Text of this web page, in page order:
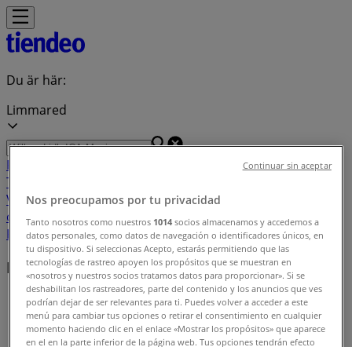
Du är här:
Limmared
Featured Möbler och InredningBygg och
Trädgård
VitvarorSportBilar och MotorLeksaker och Barn
och ParfymApotek och HälsaRestauranger och
KaféerBöcker och KontorsmaterialResorBanker
Butiker i ditt område
Tiendeo i Limmared»
Butiksindex i Limmared
Nos preocupamos por tu privacidad
Tanto nosotros como nuestros 1014 socios almacenamos y accedemos a
datos personales, como datos de navegación o identificadores únicos, en
tu dispositivo. Si seleccionas Acepto, estarás permitiendo que las
tecnologías de rastreo apoyen los propósitos que se muestran en
«nosotros y nuestros socios tratamos datos para proporcionar». Si se
deshabilitan los rastreadores, parte del contenido y los anuncios que ves
podrían dejar de ser relevantes para ti. Puedes volver a acceder a este
menú para cambiar tus opciones o retirar el consentimiento en cualquier
momento haciendo clic en el enlace «Mostrar los propósitos» que aparece
en el en la parte inferior de la página web. Tus opciones tendrán efecto
Continuar sin aceptar